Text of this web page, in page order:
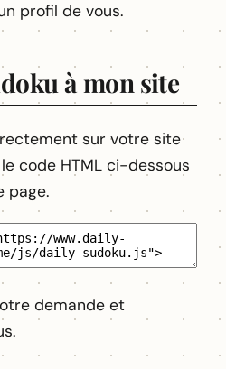
profil de vous.
à mon site
sur votre site
code HTML ci-dessous
page.
demande et